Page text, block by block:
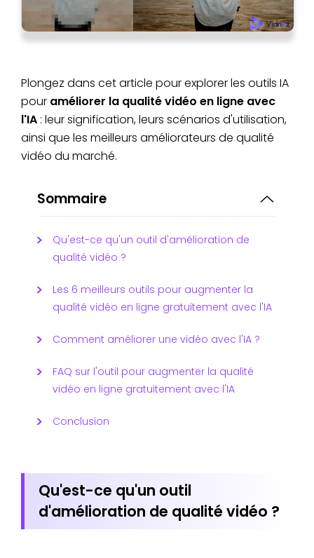
Plongez dans cet article pour explorer les outils IA
pour améliorer la qualité vidéo en ligne avec
l'IA : leur signification, leurs scénarios d'utilisation,
ainsi que les meilleurs améliorateurs de qualité
vidéo du marché.
Sommaire
Qu'est-ce qu'un outil d'amélioration de
qualité vidéo ?
Les 6 meilleurs outils pour augmenter la
qualité vidéo en ligne gratuitement avec l'IA
Comment améliorer une vidéo avec l'IA ?
FAQ sur l'outil pour augmenter la qualité
vidéo en ligne gratuitement avec l'IA
Conclusion
Qu'est-ce qu'un outil
d'amélioration de qualité vidéo ?